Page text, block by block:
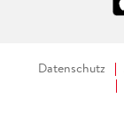
Datenschutz